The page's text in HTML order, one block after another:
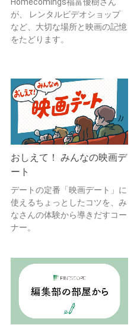
が、 レンタルビデオショップ
など、大切な場所と映画の記憶
をたどります。
おしえて！ みんなの映画デ
ート
デートの定番「映画デート」に
使えるちょっとしたコツを、み
なさんの体験から導きだすコー
ナー。